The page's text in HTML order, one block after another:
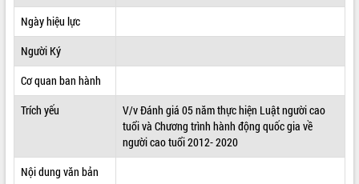
THÔNG TIN CHỈ ĐẠO ĐIỀU HÀNH
HỆ THỐNG VĂN BẢN
VĂN BẢN HĐND TỈNH
QUY HOẠCH - KẾ HOẠCH
Ngày hiệu lực
Người Ký
Cơ quan ban hành
Trích yếu
V/v Đánh giá 05 năm thực hiện Luật người cao
tuổi và Chương trình hành động quốc gia về
người cao tuổi 2012- 2020
Nội dung văn bản